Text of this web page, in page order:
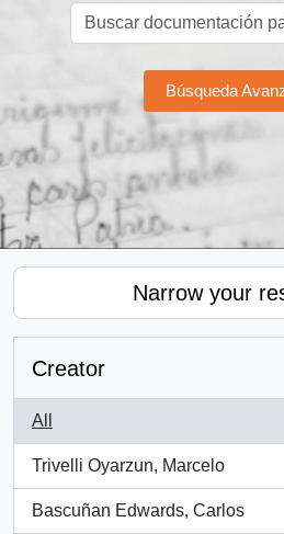
Búsqueda
Narrow your
Creator
All
Trivelli Oyarzun, Marcelo
, 1 results
Bascuñan Edwards, Carlos
, 1 results